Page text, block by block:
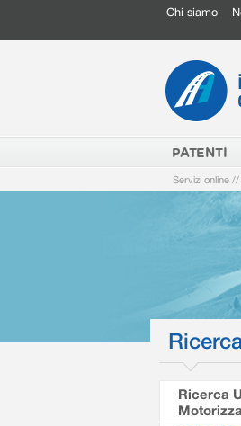
Chi siamo
PATENTI
Servizi online //
Ricerca